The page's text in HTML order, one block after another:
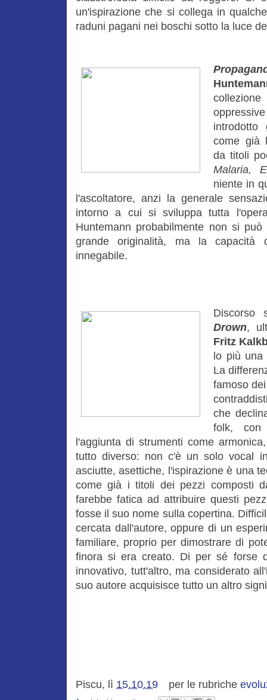
un'ispirazione che si collega in
raduni pagani nei boschi sotto la luce
come già
da titoli
Malaria,
niente in
l'ascoltatore, anzi la generale
intorno a cui si sviluppa tutta
Huntemann probabilmente non si
grande originalità, ma la capacità
innegabile.
Discorso
Drown,
Fritz
lo più
La
famoso
che
folk,
l'aggiunta di strumenti come
tutto diverso: non c'è un solo vocal
asciutte, asettiche, l'ispirazione è una
come già i titoli dei pezzi composti
farebbe fatica ad attribuire questi
fosse il suo nome sulla copertina.
cercata dall'autore, oppure di un
familiare, proprio per dimostrare di
finora si era creato. Di per sé forse
innovativo, tutt'altro, ma considerato
suo autore acquisisce tutto un altro
Piscu, lì 15.10.19 per le rubriche